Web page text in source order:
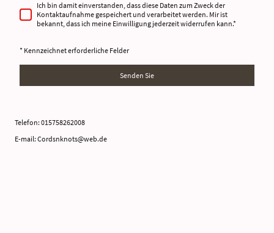
Ich bin damit einverstanden, dass diese Daten zum Zweck der
Kontaktaufnahme gespeichert und verarbeitet werden. Mir ist
bekannt, dass ich meine Einwilligung jederzeit widerrufen kann.*
* Kennzeichnet erforderliche Felder
Senden Sie
Telefon: 015758262008
E-mail: Cordsnknots@web.de